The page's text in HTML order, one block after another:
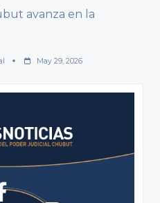
avanza en la
May 29, 2026